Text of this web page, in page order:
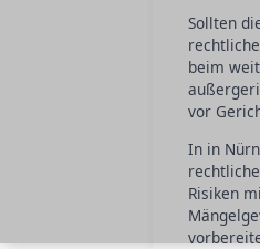
Sollten
beim
vor
In in
Risiken